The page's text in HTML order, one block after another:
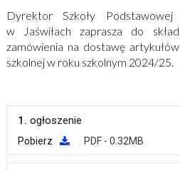
Dyrektor Szkoły
w Jaświłach zaprasza do
zamówienia na dostawę
szkolnej w roku szkolnym 2024/25.
1. ogłoszenie
Pobierz PDF - 0.32MB